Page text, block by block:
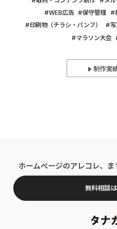
WEB広告
保守管理
印刷物（チラシ・パンフ）
マラソン大会
制作実
ホームページのアレコレ、ま
無料相談